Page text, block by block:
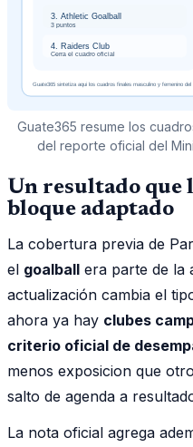
Guate365 resume los
del reporte oficial del
Un resultado que
bloque adaptado
La cobertura previa de
el goalball era parte de la
actualización cambia el
ahora ya hay clubes
criterio oficial de
menos exposicion que
salto de agenda a
La nota oficial agrega